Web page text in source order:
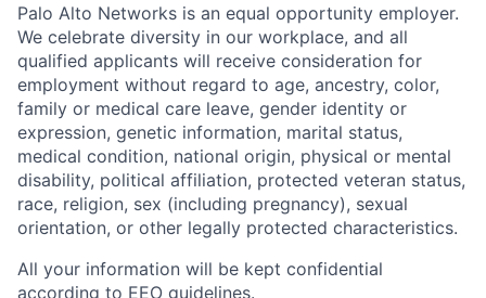
Palo Alto Networks is an equal opportunity employer.
We celebrate diversity in our workplace, and all
qualified applicants will receive consideration for
employment without regard to age, ancestry, color,
family or medical care leave, gender identity or
expression, genetic information, marital status,
medical condition, national origin, physical or mental
disability, political affiliation, protected veteran status,
race, religion, sex (including pregnancy), sexual
orientation, or other legally protected characteristics.
All your information will be kept confidential
according to EEO guidelines.